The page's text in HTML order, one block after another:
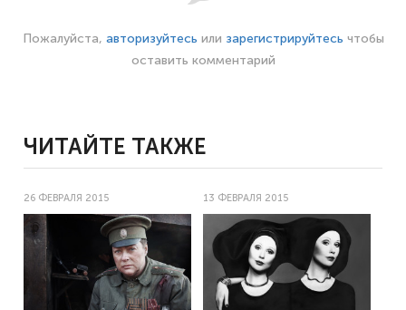
Пожалуйста, авторизуйтесь или зарегистрируйтесь чтобы
оставить комментарий
ЧИТАЙТЕ ТАКЖЕ
26 ФЕВРАЛЯ 2015 13 ФЕВРАЛЯ 2015